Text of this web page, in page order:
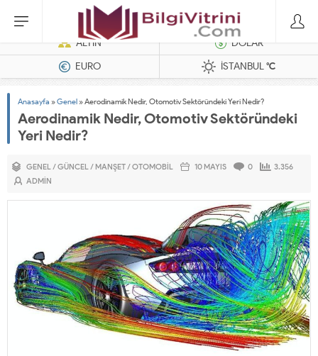
Dizel Jeneratörler
ALTIN
DOLAR
EURO
İSTANBUL°C
Anasayfa »Genel »Aerodinamik Nedir, Otomotiv Sektöründeki Yeri Nedir?
Aerodinamik Nedir, Otomotiv Sektöründeki
Yeri Nedir?
GENEL/GÜNCEL/ MANŞET/OTOMOBIL 10 MAYIS 0
3.356
ADMIN